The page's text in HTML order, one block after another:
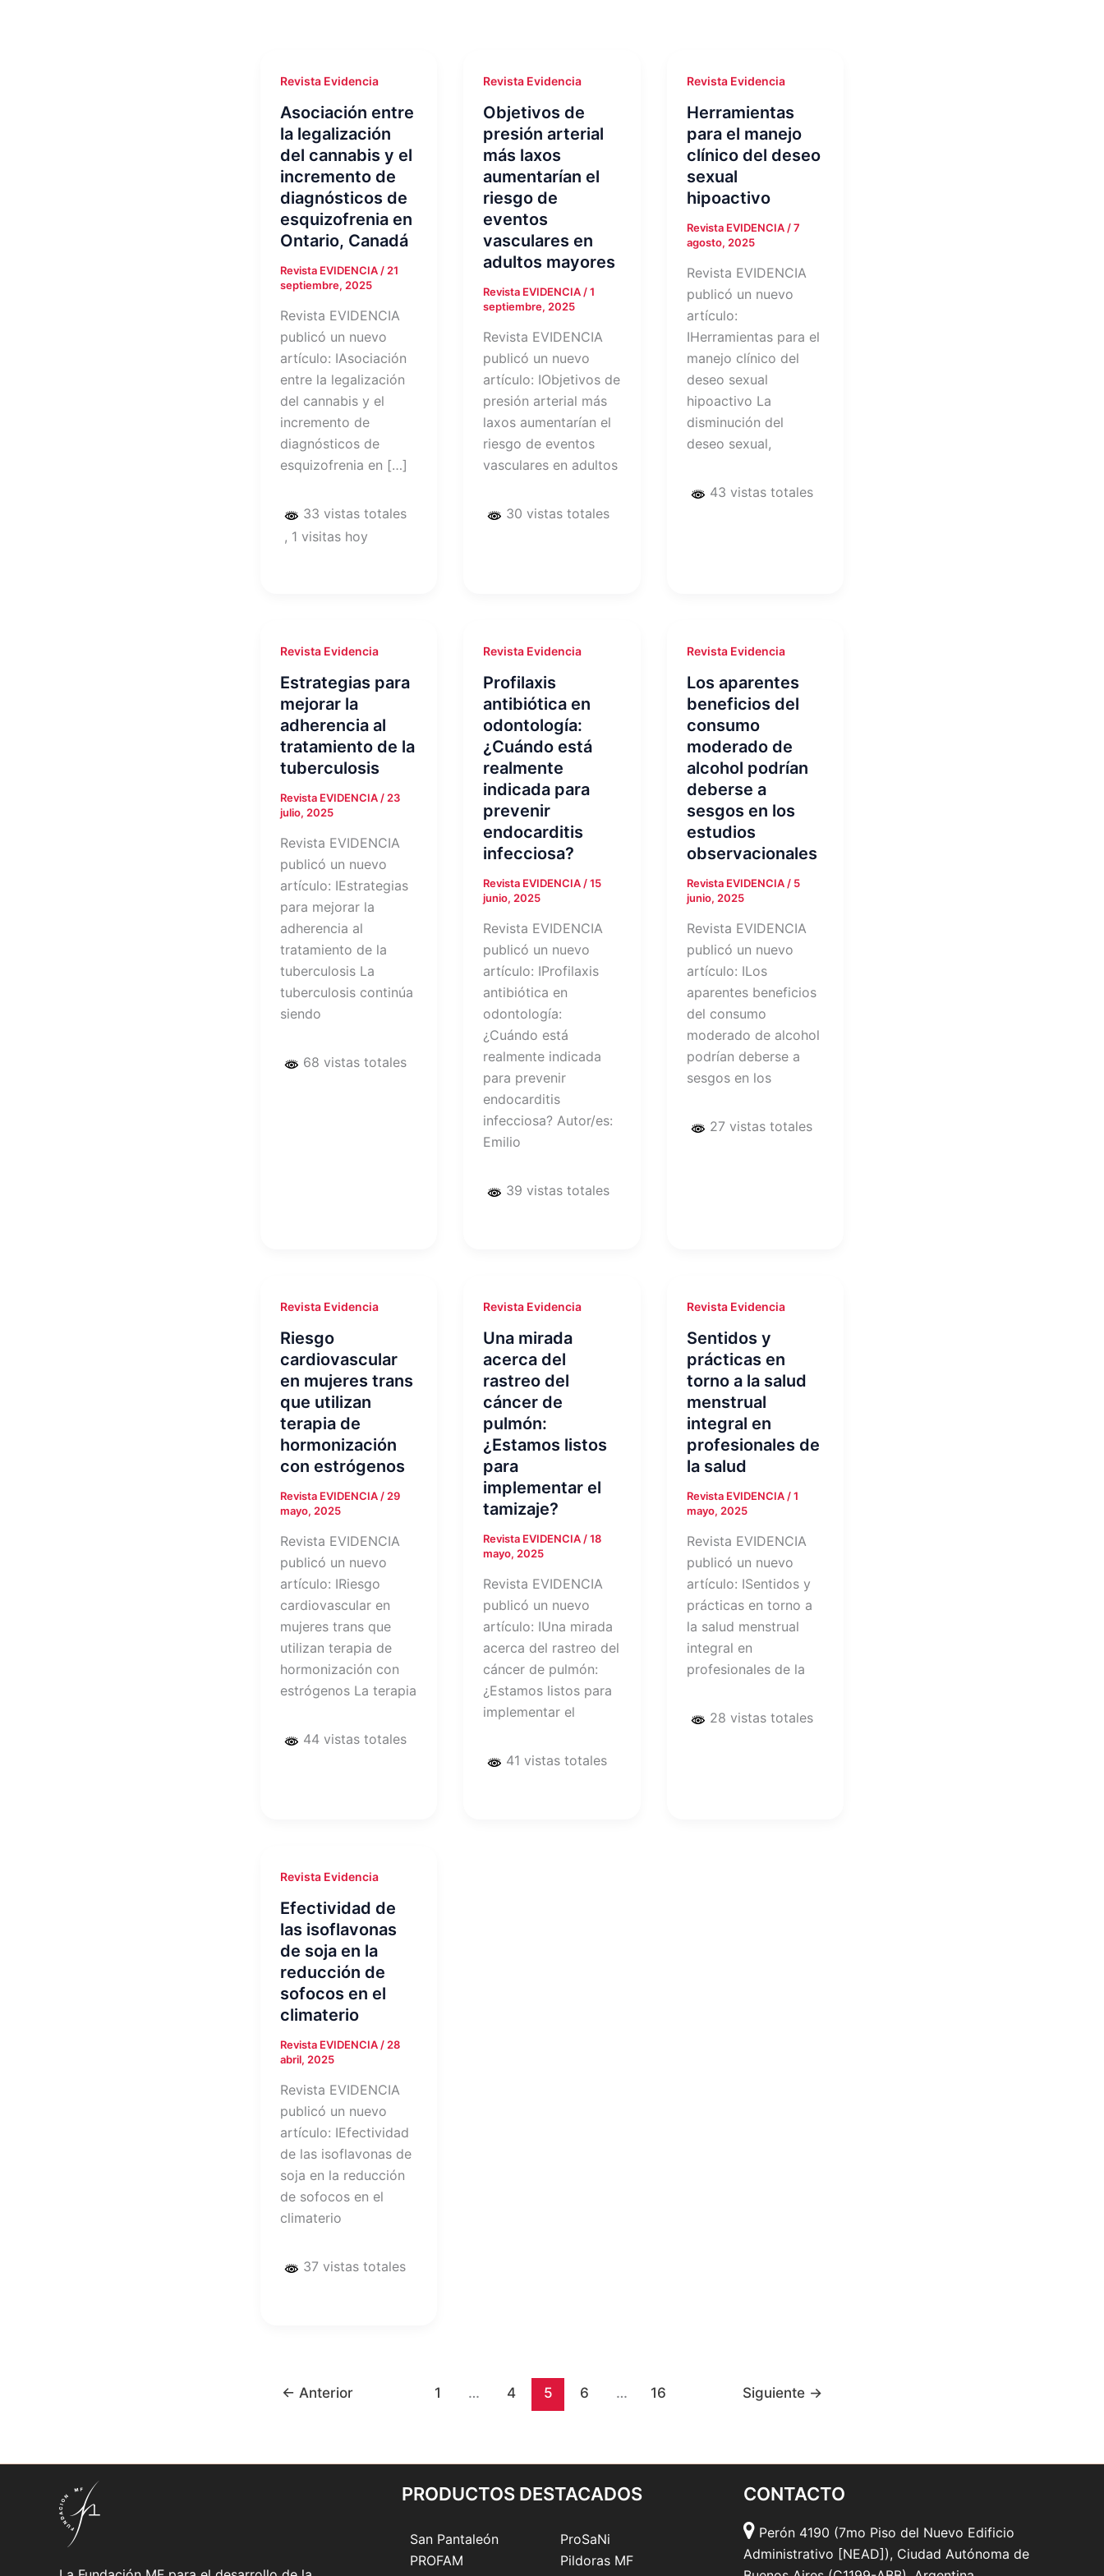
Revista Evidencia
Asociación entre
la legalización
del cannabis y el
incremento de
diagnósticos de
esquizofrenia en
Ontario, Canadá
Revista EVIDENCIA / 21
septiembre, 2025
Revista EVIDENCIA
publicó un nuevo
artículo: IAsociación
entre la legalización
del cannabis y el
incremento de
diagnósticos de
esquizofrenia en […]
33 vistas totales
, 1 visitas hoy
Revista Evidencia
Objetivos de
presión arterial
más laxos
aumentarían el
riesgo de
eventos
vasculares en
adultos mayores
Revista EVIDENCIA /1
septiembre, 2025
Revista EVIDENCIA
publicó un nuevo
artículo: IObjetivos de
presión arterial más
laxos aumentarían el
riesgo de eventos
vasculares en adultos
30 vistas totales
Revista Evidencia
Herramientas
para el manejo
clínico del deseo
sexual
hipoactivo
Revista EVIDENCIA /7
agosto, 2025
Revista EVIDENCIA
publicó un nuevo
artículo:
IHerramientas para el
manejo clínico del
deseo sexual
hipoactivo La
disminución del
deseo sexual,
43 vistas totales
Revista Evidencia
Estrategias para
mejorar la
adherencia al
tratamiento de la
tuberculosis
Revista EVIDENCIA / 23
julio, 2025
Revista EVIDENCIA
publicó un nuevo
artículo: IEstrategias
para mejorar la
adherencia al
tratamiento de la
tuberculosis La
tuberculosis continúa
siendo
68 vistas totales
Revista Evidencia
Profilaxis
antibiótica en
odontología:
¿Cuándo está
realmente
indicada para
prevenir
endocarditis
infecciosa?
Revista EVIDENCIA /15
junio, 2025
Revista EVIDENCIA
publicó un nuevo
artículo: IProfilaxis
antibiótica en
odontología:
¿Cuándo está
realmente indicada
para prevenir
endocarditis
infecciosa? Autor/es:
Emilio
39 vistas totales
Revista Evidencia
Los aparentes
beneficios del
consumo
moderado de
alcohol podrían
deberse a
sesgos en los
estudios
observacionales
Revista EVIDENCIA / 5
junio, 2025
Revista EVIDENCIA
publicó un nuevo
artículo: ILos
aparentes beneficios
del consumo
moderado de alcohol
podrían deberse a
sesgos en los
27 vistas totales
Revista Evidencia
Riesgo
cardiovascular
en mujeres trans
que utilizan
terapia de
hormonización
con estrógenos
Revista EVIDENCIA / 29
mayo, 2025
Revista EVIDENCIA
publicó un nuevo
artículo: IRiesgo
cardiovascular en
mujeres trans que
utilizan terapia de
hormonización con
estrógenos La terapia
44 vistas totales
Revista Evidencia
Una mirada
acerca del
rastreo del
cáncer de
pulmón:
¿Estamos listos
para
implementar el
tamizaje?
Revista EVIDENCIA /18
mayo, 2025
Revista EVIDENCIA
publicó un nuevo
artículo: IUna mirada
acerca del rastreo del
cáncer de pulmón:
¿Estamos listos para
implementar el
41 vistas totales
Revista Evidencia
Sentidos y
prácticas en
torno a la salud
menstrual
integral en
profesionales de
la salud
Revista EVIDENCIA /1
mayo, 2025
Revista EVIDENCIA
publicó un nuevo
artículo: ISentidos y
prácticas en torno a
la salud menstrual
integral en
profesionales de la
28 vistas totales
Revista Evidencia
Efectividad de
las isoflavonas
de soja en la
reducción de
sofocos en el
climaterio
Revista EVIDENCIA / 28
abril, 2025
Revista EVIDENCIA
publicó un nuevo
artículo: IEfectividad
de las isoflavonas de
soja en la reducción
de sofocos en el
climaterio
37 vistas totales
← Anterior 1 … 4 5 6 … 16 Siguiente →
PRODUCTOS DESTACADOS
San Pantaleón
PROFAM
ProSaNi
Pildoras MF
CONTACTO
Perón 4190 (7mo Piso del Nuevo Edificio
Administrativo [NEAD]), Ciudad Autónoma de